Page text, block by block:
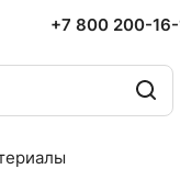
+7 800 200-16-